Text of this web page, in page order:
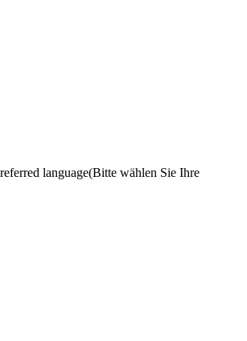
language(Bitte wählen Sie Ihre